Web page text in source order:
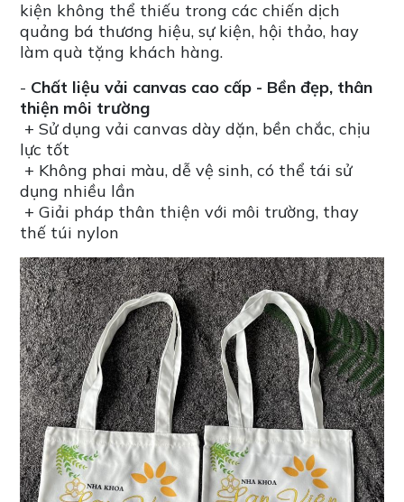
kiện không thể thiếu trong các chiến dịch
quảng bá thương hiệu, sự kiện, hội thảo, hay
làm quà tặng khách hàng.
- Chất liệu vải canvas cao cấp - Bền đẹp, thân
thiện môi trường
+ Sử dụng vải canvas dày dặn, bền chắc, chịu
lực tốt
+ Không phai màu, dễ vệ sinh, có thể tái sử
dụng nhiều lần
+ Giải pháp thân thiện với môi trường, thay
thế túi nylon